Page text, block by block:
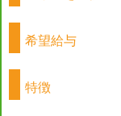
希望給与
特徴